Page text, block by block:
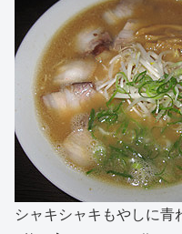
シャキシャキもやしに青